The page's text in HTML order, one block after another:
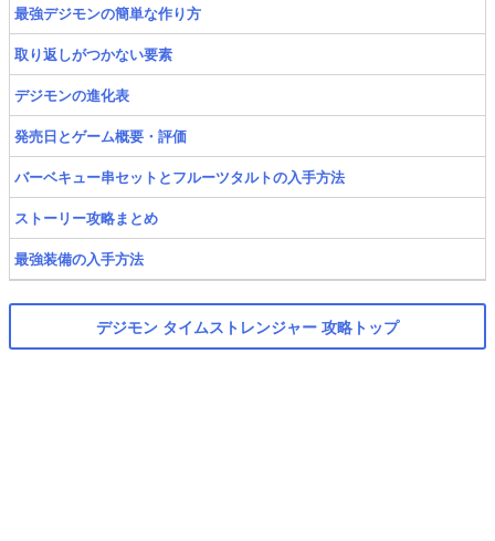
最強デジモンの簡単な作り方
取り返しがつかない要素
デジモンの進化表
発売日とゲーム概要・評価
バーベキュー串セットとフルーツタルトの入手方法
ストーリー攻略まとめ
最強装備の入手方法
デジモン タイムストレンジャー 攻略トップ